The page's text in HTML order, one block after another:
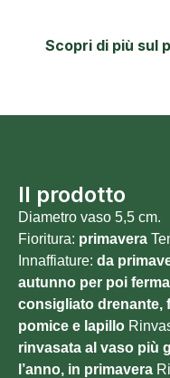
Scopri di più sul
Il prodotto
Diametro vaso 5,5
Fioritura: primavera
Innaffiature: da
autunno per poi
consigliato drenante,
pomice e lapillo
rinvasata al vaso più
l’anno, in primavera